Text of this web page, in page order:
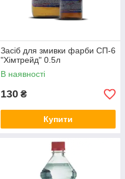
Засіб для змивки фарби СП-6
"Хімтрейд" 0.5л
В наявності
130 ₴
Купити